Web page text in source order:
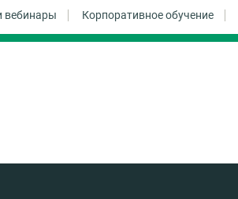
вебинары Корпоративное обучение